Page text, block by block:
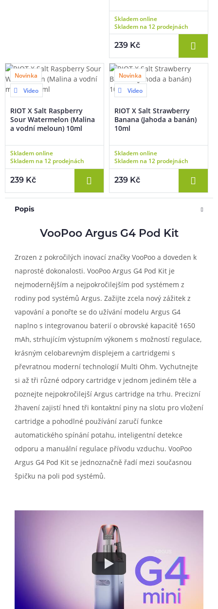
Skladem online
Skladem na 12 prodejnách
239 Kč
Novinka
Video
RIOT X Salt Raspberry
Sour Watermelon (Malina
a vodní meloun) 10ml
Skladem online
Skladem na 12 prodejnách
239 Kč
Novinka
Video
RIOT X Salt Strawberry
Banana (Jahoda a banán)
10ml
Skladem online
Skladem na 12 prodejnách
239 Kč
Popis
VooPoo Argus G4 Pod Kit
Zrozen z pokročilých inovací značky VooPoo a doveden k
naprosté dokonalosti. VooPoo Argus G4 Pod Kit je
nejmodernějším a nejpokročilejším pod systémem z
rodiny pod systémů Argus. Zažijte zcela nový zážitek z
vapování a ponořte se do užívání modelu Argus G4
naplno s integrovanou baterií o obrovské kapacitě 1650
mAh, strhujícím výstupním výkonem s možností regulace,
krásným celobarevným displejem a cartridgemi s
převratnou moderní technologií Multi Ohm. Vychutnejte
si až tři různé odpory cartridge v jednom jediném těle a
poznejte nejpokročilejší Argus cartridge na trhu. Precizní
žhavení zajistí hned tři kontaktní piny na slotu pro vložení
cartridge a pohodlné používání zaručí funkce
automatického spínání potahu, inteligentní detekce
odporu a manuální regulace přívodu vzduchu. VooPoo
Argus G4 Pod Kit se jednoznačně řadí mezi současnou
špičku na poli pod systémů.